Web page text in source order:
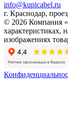
info@kupicabel.ru
г. Краснодар,
© 2026 Компания
характеристиках,
изображениях